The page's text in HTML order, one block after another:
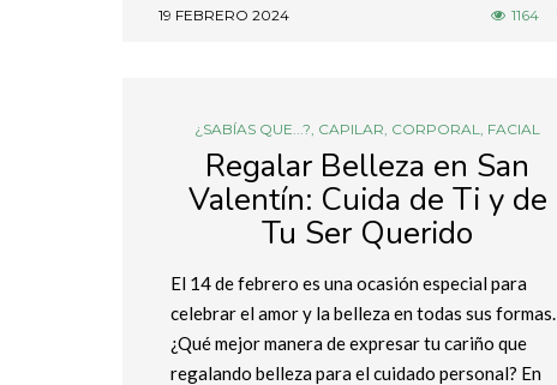
19 FEBRERO 2024 1164
¿SABÍAS QUE...? CAPILAR CORPORAL FACIAL
Regalar Belleza en San
Valentín: Cuida de Ti y de
Tu Ser Querido
El 14 de febrero es una ocasión especial para
celebrar el amor y la belleza en todas sus formas.
¿Qué mejor manera de expresar tu cariño que
regalando belleza para el cuidado personal? En